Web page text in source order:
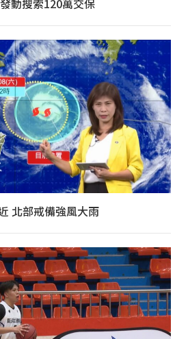
動搜索120萬交保
北部戒備強風大雨